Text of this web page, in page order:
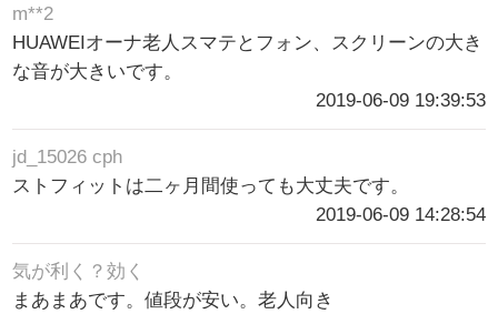
m**2
HUAWEIオーナ老人スマテとフォン、スクリーンの大き
な音が大きいです。
2019-06-09 19:39:53
jd_15026 cph
ストフィットは二ヶ月間使っても大丈夫です。
2019-06-09 14:28:54
気が利く？効く
まあまあです。値段が安い。老人向き